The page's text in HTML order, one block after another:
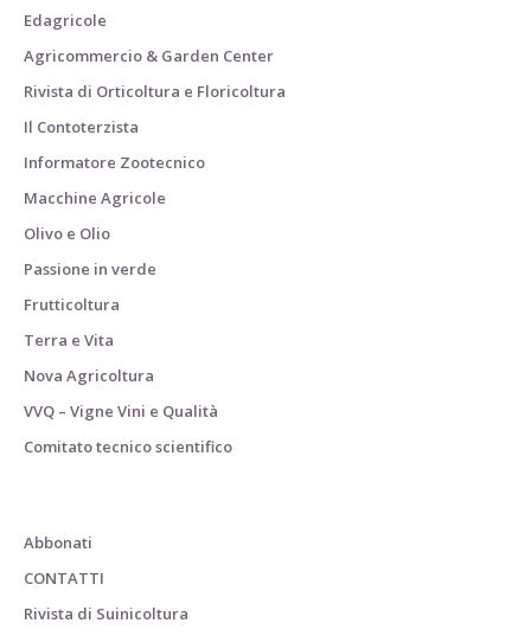
Edagricole
Agricommercio & Garden Center
Rivista di Orticoltura e Floricoltura
Il Contoterzista
Informatore Zootecnico
Macchine Agricole
Olivo e Olio
Passione in verde
Frutticoltura
Terra e Vita
Nova Agricoltura
VVQ – Vigne Vini e Qualità
Comitato tecnico scientifico
Abbonati
CONTATTI
Rivista di Suinicoltura